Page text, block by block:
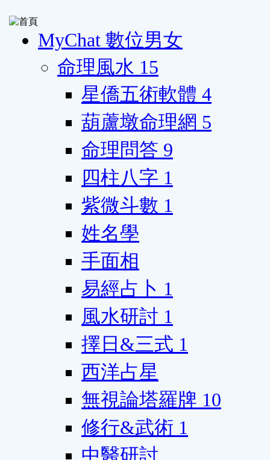
MyChat 數位男女
命理風水 15
星僑五術軟體 4
葫蘆墩命理網 5
命理問答 9
四柱八字 1
紫微斗數 1
姓名學
手面相
易經占卜 1
風水研討 1
擇日&三式 1
西洋占星
無視論塔羅牌 10
修行&武術 1
中醫研討